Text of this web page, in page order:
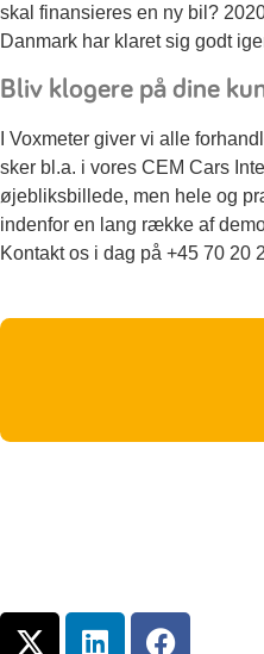
skal finansieres en ny bil?
Danmark har klaret sig godt
Bliv klogere på dine
I Voxmeter giver vi alle
sker bl.a. i vores CEM Cars
øjebliksbillede, men hele og
indenfor en lang række af
Kontakt os i dag på +45 70 20